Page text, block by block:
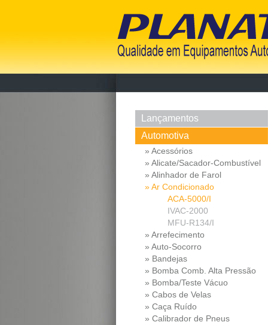
Lançamentos
Automotiva
» Acessórios
» Alicate/Sacador-Combustível
» Alinhador de Farol
» Ar Condicionado
ACA-5000/I
IVAC-2000
MFU-R134/I
» Arrefecimento
» Auto-Socorro
» Bandejas
» Bomba Comb. Alta Pressão
» Bomba/Teste Vácuo
» Cabos de Velas
» Caça Ruído
» Calibrador de Pneus